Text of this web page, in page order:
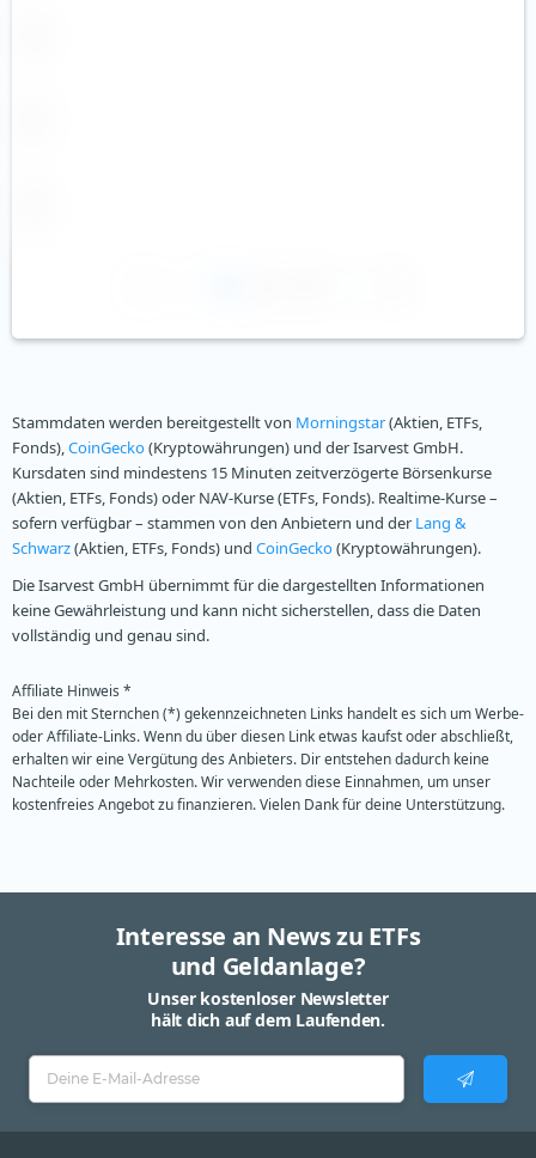
Stammdaten werden bereitgestellt von Morningstar(Aktien, ETFs,
Fonds), CoinGecko(Kryptowährungen) und der Isarvest GmbH.
Kursdaten sind mindestens 15 Minuten zeitverzögerte Börsenkurse
(Aktien, ETFs, Fonds) oder NAV-Kurse (ETFs, Fonds). Realtime-Kurse –
sofern verfügbar – stammen von den Anbietern und der Lang &
Schwarz(Aktien, ETFs, Fonds) und CoinGecko(Kryptowährungen).
Die Isarvest GmbH übernimmt für die dargestellten Informationen
keine Gewährleistung und kann nicht sicherstellen, dass die Daten
vollständig und genau sind.
Affiliate Hinweis *
Bei den mit Sternchen (*) gekennzeichneten Links handelt es sich um Werbe-
oder Affiliate-Links. Wenn du über diesen Link etwas kaufst oder abschließt,
erhalten wir eine Vergütung des Anbieters. Dir entstehen dadurch keine
Nachteile oder Mehrkosten. Wir verwenden diese Einnahmen, um unser
kostenfreies Angebot zu finanzieren. Vielen Dank für deine Unterstützung.
Interesse an News zu ETFs
und Geldanlage?
Unser kostenloser Newsletter
hält dich auf dem Laufenden.